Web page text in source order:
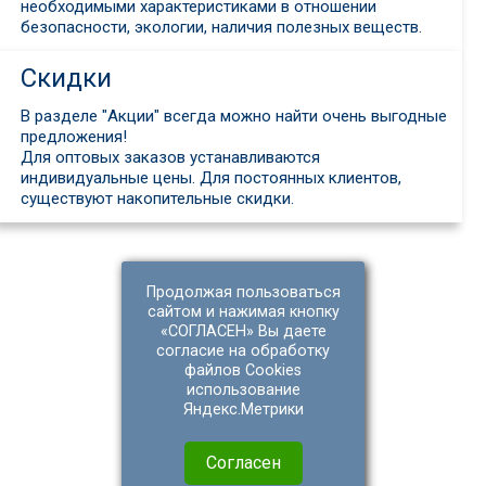
необходимыми характеристиками в отношении
безопасности, экологии, наличия полезных веществ.
Скидки
В разделе "Акции" всегда можно найти очень выгодные
предложения!
Для оптовых заказов устанавливаются
индивидуальные цены. Для постоянных клиентов,
существуют накопительные скидки.
Продолжая пользоваться
сайтом и нажимая кнопку
«СОГЛАСЕН» Вы даете
согласие на обработку
файлов Cookies
использование
Яндекс.Метрики
Согласен